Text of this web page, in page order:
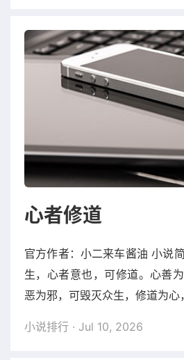
心者修道
官方作者：小二来车酱油 小说简介：修者道也，可长
生，心者意也，可修道。心善
恶为邪，可毁灭众生，修道为心
小说排行 · Jul 10, 2026